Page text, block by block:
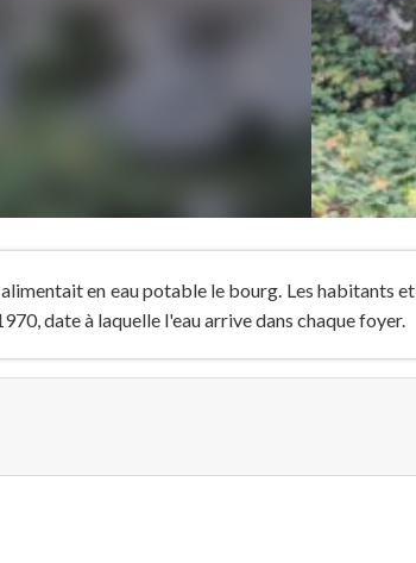
en eau potable le bourg. Les habitants et
date à laquelle l'eau arrive dans chaque foyer.